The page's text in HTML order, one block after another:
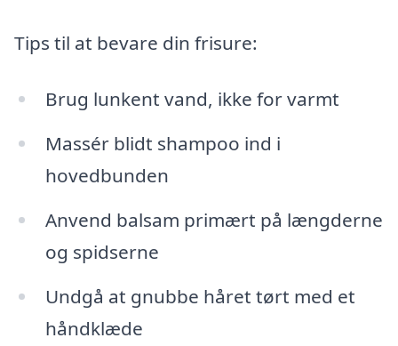
Tips til at bevare din frisure:
Brug lunkent vand, ikke for varmt
Massér blidt shampoo ind i
hovedbunden
Anvend balsam primært på længderne
og spidserne
Undgå at gnubbe håret tørt med et
håndklæde